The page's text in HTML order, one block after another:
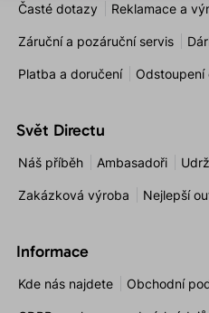
Časté dotazy Reklamace a
Záruční a pozáruční servis
Platba a doručení Odstoupení
Svět Directu
Náš příběh Ambasadoři
Zakázková výroba Nejlepší
Informace
Kde nás najdete Obchodní